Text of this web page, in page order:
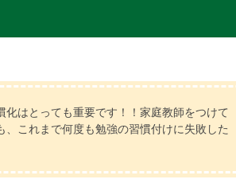
はとっても重要です！！家庭教師をつけて
、これまで何度も勉強の習慣付けに失敗した